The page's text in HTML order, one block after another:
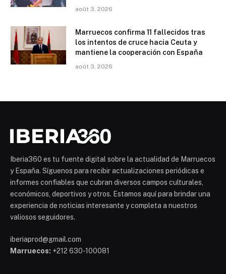
août 3, 2026
Marruecos confirma 11 fallecidos tras
los intentos de cruce hacia Ceuta y
mantiene la cooperación con España
août 3, 2026
Iberia360 es tu fuente digital sobre la actualidad de Marruecos
y España. Síguenos para recibir actualizaciones periódicas e
informes confiables que cubran diversos campos culturales,
económicos, deportivos y otros. Estamos aquí para brindar una
experiencia de noticias interesante y completa a nuestros
valiosos seguidores.
iberiaprod@gmail.com
Marruecos: +212 630-100081